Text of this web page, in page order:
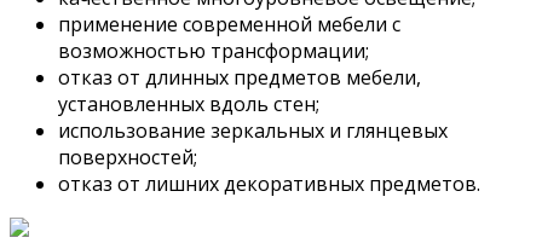
применение современной мебели с
возможностью трансформации;
отказ от длинных предметов мебели,
установленных вдоль стен;
использование зеркальных и глянцевых
поверхностей;
отказ от лишних декоративных предметов.